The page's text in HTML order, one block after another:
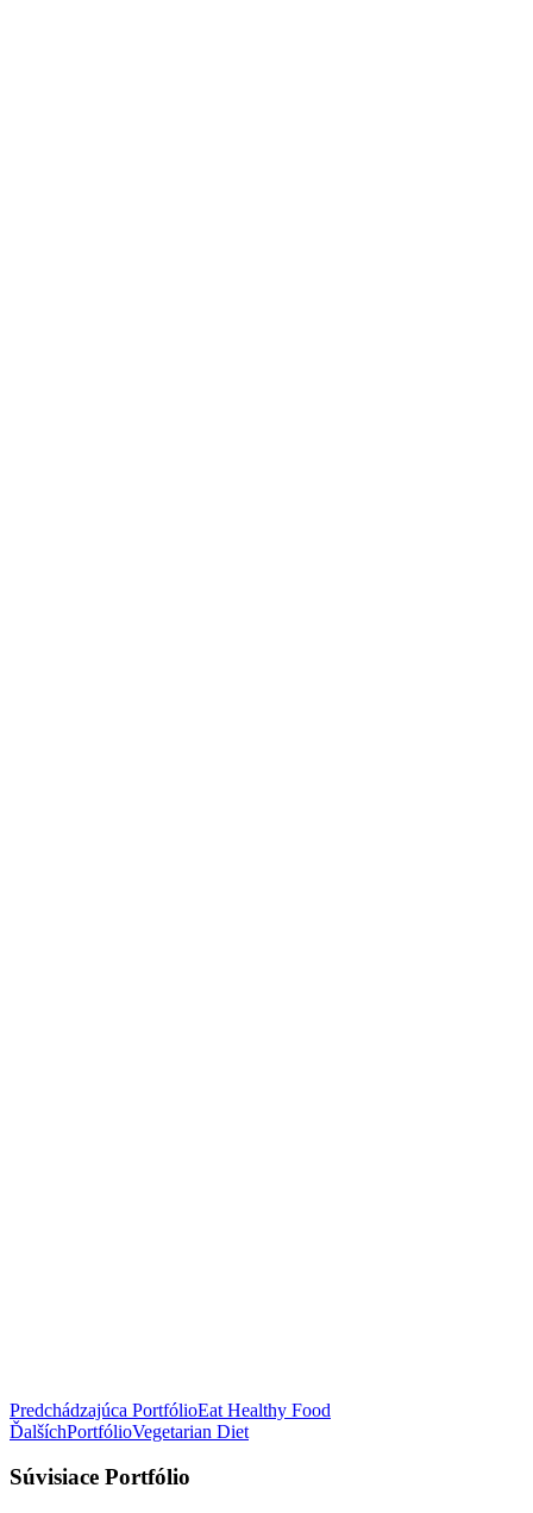
Navigácia
v
článku
Predchádzajúca PortfólioEat Healthy Food
ĎalšíchPortfólioVegetarian Diet
Súvisiace Portfólio